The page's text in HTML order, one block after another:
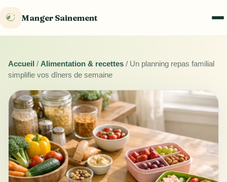
Manger Sainement
Accueil / Alimentation & recettes / Un planning repas familial
simplifie vos dîners de semaine